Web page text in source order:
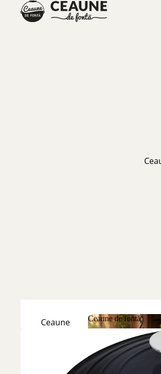
Ceaune
Emailate
Ceaune de fontă
Ceaune de fontă